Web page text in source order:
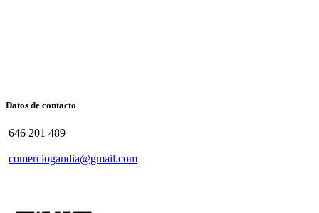
Datos de contacto
646 201 489
comerciogandia@gmail.com